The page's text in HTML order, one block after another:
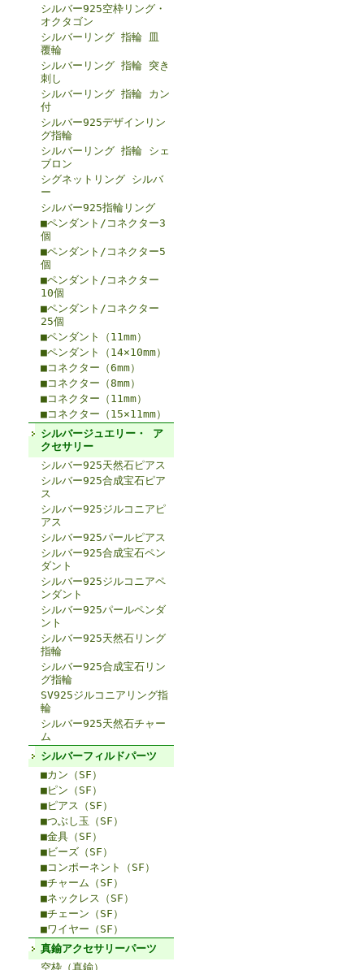
シルバー925空枠リング・
オクタゴン
シルバーリング 指輪 皿
覆輪
シルバーリング 指輪 突き
刺し
シルバーリング 指輪 カン
付
シルバー925デザインリン
グ指輪
シルバーリング 指輪 シェ
ブロン
シグネットリング シルバ
ー
シルバー925指輪リング
■ペンダント/コネクター3
個
■ペンダント/コネクター5
個
■ペンダント/コネクター
10個
■ペンダント/コネクター
25個
■ペンダント（11mm）
■ペンダント（14×10mm）
■コネクター（6mm）
■コネクター（8mm）
■コネクター（11mm）
■コネクター（15×11mm）
シルバージュエリー・ ア
クセサリー
シルバー925天然石ピアス
シルバー925合成宝石ピア
ス
シルバー925ジルコニアピ
アス
シルバー925パールピアス
シルバー925合成宝石ペン
ダント
シルバー925ジルコニアペ
ンダント
シルバー925パールペンダ
ント
シルバー925天然石リング
指輪
シルバー925合成宝石リン
グ指輪
SV925ジルコニアリング指
輪
シルバー925天然石チャー
ム
シルバーフィルドパーツ
■カン（SF）
■ピン（SF）
■ピアス（SF）
■つぶし玉（SF）
■金具（SF）
■ビーズ（SF）
■コンポーネント（SF）
■チャーム（SF）
■ネックレス（SF）
■チェーン（SF）
■ワイヤー（SF）
真鍮アクセサリーパーツ
空枠（真鍮）